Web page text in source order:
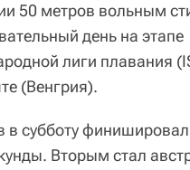
50 метров вольным
день на этапе
лиги плавания
(Венгрия).
субботу финишировал
Вторым стал